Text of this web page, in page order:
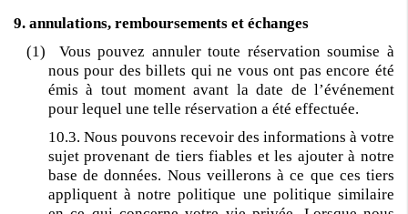
9. annulations, remboursements et échanges
(1) Vous pouvez annuler toute réservation soumise à
nous pour des billets qui ne vous ont pas encore été
émis à tout moment avant la date de l’événement
pour lequel une telle réservation a été effectuée.
10.3. Nous pouvons recevoir des informations à votre
sujet provenant de tiers fiables et les ajouter à notre
base de données. Nous veillerons à ce que ces tiers
appliquent à notre politique une politique similaire